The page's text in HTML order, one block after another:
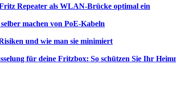
Repeater als WLAN-Brücke optimal ein
machen von PoE-Kabeln
und wie man sie minimiert
für deine Fritzbox: So schützen Sie Ihr